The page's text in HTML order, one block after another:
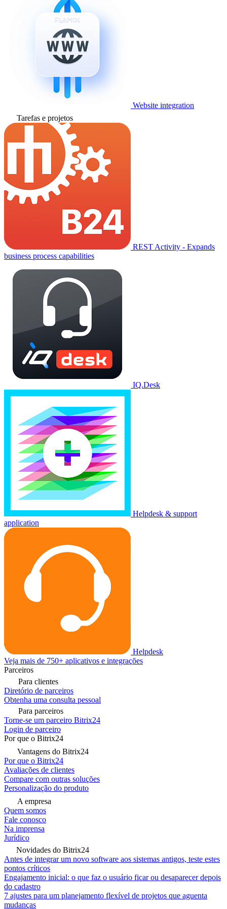
Website integration
Tarefas e projetos
REST Activity - Expands
business process capabilities
IQ.Desk
Helpdesk & support
application
Helpdesk
Veja mais de 750+ aplicativos e integrações
Parceiros
Para clientes
Diretório de parceiros
Obtenha uma consulta pessoal
Para parceiros
Torne-se um parceiro Bitrix24
Login de parceiro
Por que o Bitrix24
Vantagens do Bitrix24
Por que o Bitrix24
Avaliações de clientes
Compare com outras soluções
Personalização do produto
A empresa
Quem somos
Fale conosco
Na imprensa
Jurídico
Novidades do Bitrix24
Antes de integrar um novo software aos sistemas antigos, teste estes
pontos críticos
Engajamento inicial: o que faz o usuário ficar ou desaparecer depois
do cadastro
7 ajustes para um planejamento flexível de projetos que aguenta
mudanças